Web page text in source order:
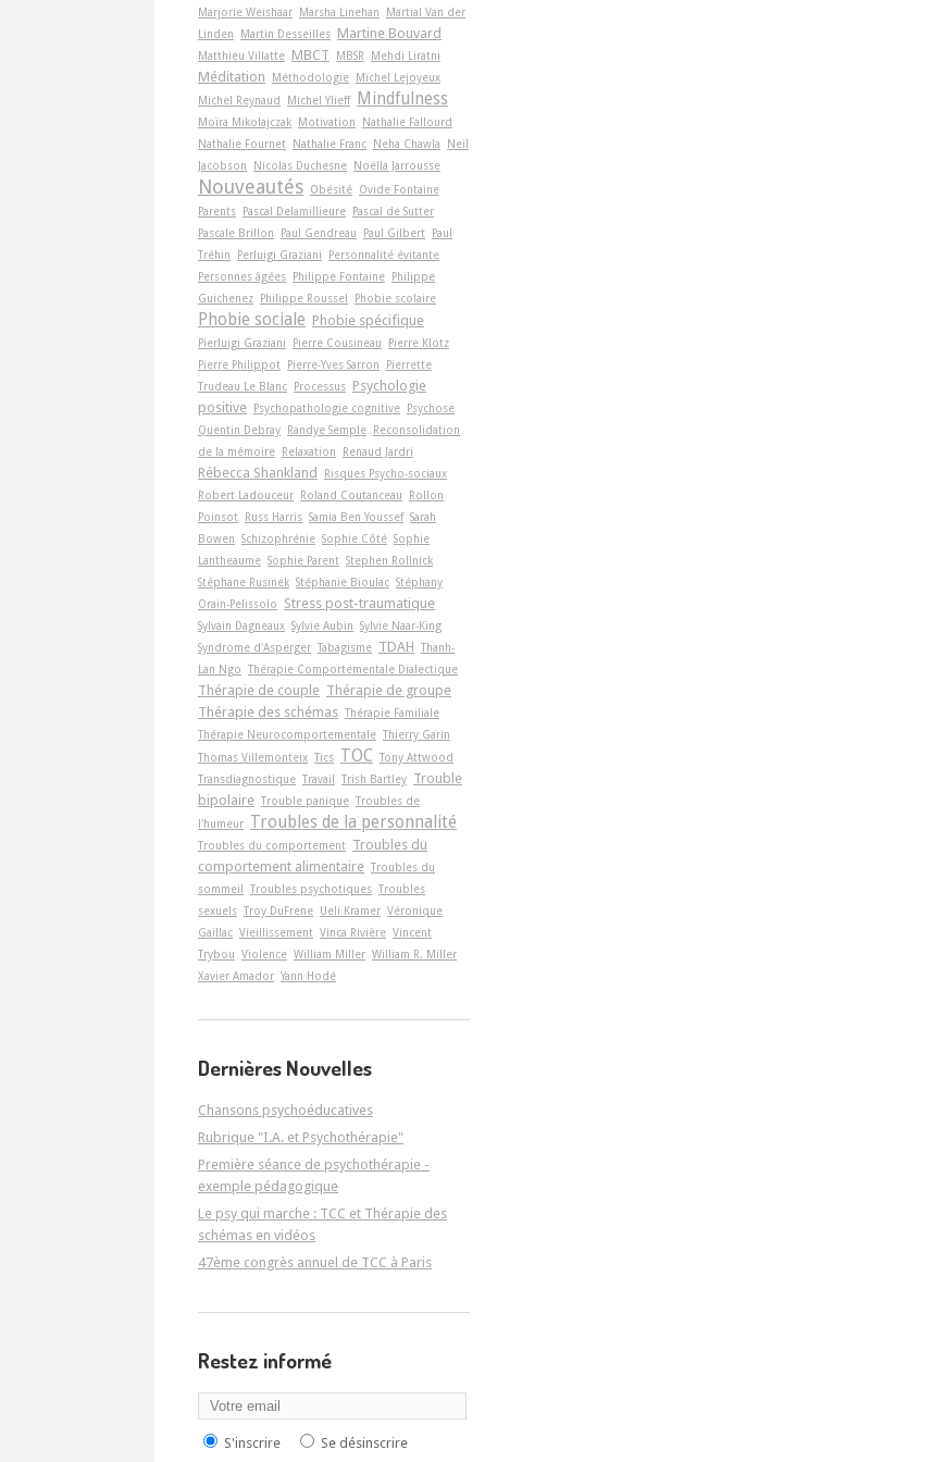
Marjorie Weishaar Marsha Linehan
Martial Van der
Linden
Martin Desseilles Martine Bouvard
Matthieu Villatte MBCT MBSR Mehdi Liratni
Méditation Méthodologie Michel Lejoyeux
Michel Reynaud
Michel Ylieff Mindfulness
Moïra Mikolajczak Motivation
Nathalie Fallourd
Nathalie Fournet Nathalie Franc Neha Chawla
Neil
Jacobson
Nicolas Duchesne Noëlla Jarrousse
Nouveautés Obésité Ovide Fontaine
Parents Pascal Delamillieure Pascal de Sutter
Pascale Brillon
Paul Gendreau Paul Gilbert Paul
Tréhin
Perluigi Graziani
Personnalité évitante
Personnes âgées Philippe Fontaine Philippe
Guichenez Philippe Roussel Phobie scolaire
Phobie sociale Phobie spécifique
Pierluigi Graziani Pierre Cousineau
Pierre Klotz
Pierre Philippot Pierre-Yves Sarron
Pierrette
Trudeau Le Blanc Processus Psychologie
positive Psychopathologie cognitive Psychose
Quentin Debray Randye Semple Reconsolidation
de la mémoire Relaxation Renaud Jardri
Rébecca Shankland
Risques Psycho-sociaux
Robert Ladouceur Roland Coutanceau
Rollon
Poinsot Russ Harris Samia Ben Youssef Sarah
Bowen Schizophrénie Sophie Côté Sophie
Lantheaume Sophie Parent Stephen Rollnick
Stéphane Rusinek Stéphanie Bioulac Stéphany
Orain-Pelissolo
Stress post-traumatique
Sylvain Dagneaux Sylvie Aubin Sylvie Naar-King
Syndrome d'Asperger Tabagisme TDAH Thanh-
Lan Ngo Thérapie Comportementale Dialectique
Thérapie de couple Thérapie de groupe
Thérapie des schémas Thérapie Familiale
Thérapie Neurocomportementale Thierry Garin
Thomas Villemonteix Tics TOC Tony Attwood
Transdiagnostique Travail Trish Bartley Trouble
bipolaire Trouble panique Troubles de
l'humeur Troubles de la personnalité
Troubles du comportement Troubles du
comportement alimentaire Troubles du
sommeil Troubles psychotiques Troubles
sexuels Troy DuFrene Ueli Kramer Véronique
Gaillac Vieillissement Vinca Rivière Vincent
Trybou Violence William Miller William R. Miller
Xavier Amador Yann Hodé
Dernières Nouvelles
Chansons psychoéducatives
Rubrique "I.A. et Psychothérapie"
Première séance de psychothérapie -
exemple pédagogique
Le psy qui marche : TCC et Thérapie des
schémas en vidéos
47ème congrès annuel de TCC à Paris
Restez informé
S'inscrire Se désinscrire